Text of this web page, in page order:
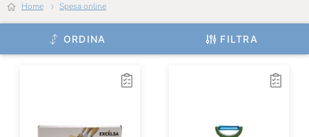
Home Spesa online
ORDINA FILTRA